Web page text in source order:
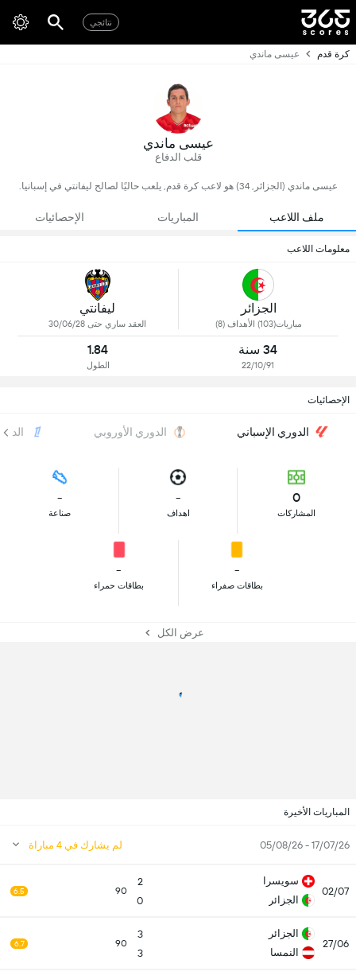
نتائجي
كرة قدم عيسى ماندي
عيسى ماندي
قلب الدفاع
عيسى ماندي (الجزائر, 34) هو لاعب كرة قدم, يلعب حاليًا لصالح ليفانتي في إسبانيا.
ملف اللاعب المباريات الإحصائيات
معلومات اللاعب
الجزائر
مباريات(103) الأهداف (8)
ليفانتي
العقد ساري حتى 30/06/28
34 سنة
22/10/91
1.84
الطول
الإحصائيات
الدوري الإسباني الدوري الأوروبي
0
المشاركات
-
اهداف
-
صناعة
-
بطاقات صفراء
-
بطاقات حمراء
عرض الكل
المباريات الأخيرة
17/07/26 - 05/08/26 لم يشارك في 4 مباراة
02/07
سويسرا
الجزائر
2
0
90
6.5
27/06
الجزائر
النمسا
3
3
90
6.7